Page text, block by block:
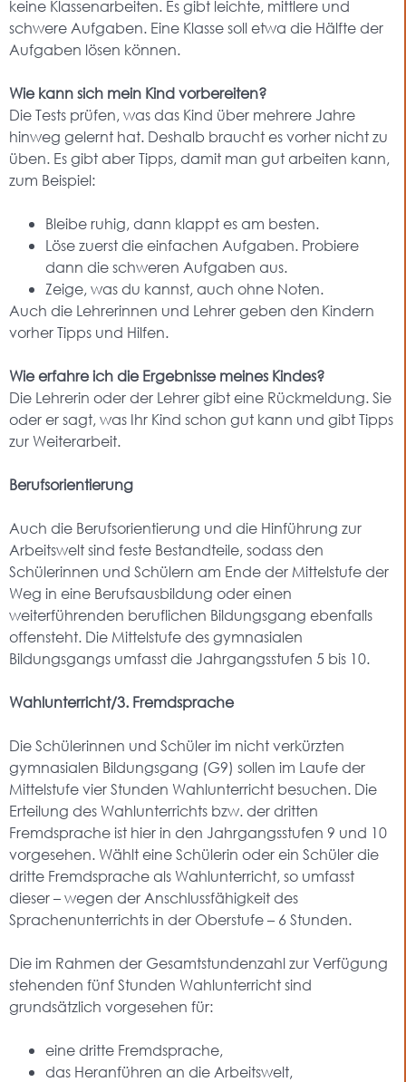
keine Klassenarbeiten. Es gibt leichte, mittlere und
schwere Aufgaben. Eine Klasse soll etwa die Hälfte der
Aufgaben lösen können.
Wie kann sich mein Kind vorbereiten?
Die Tests prüfen, was das Kind über mehrere Jahre
hinweg gelernt hat. Deshalb braucht es vorher nicht zu
üben. Es gibt aber Tipps, damit man gut arbeiten kann,
zum Beispiel:
Bleibe ruhig, dann klappt es am besten.
Löse zuerst die einfachen Aufgaben. Probiere
dann die schweren Aufgaben aus.
Zeige, was du kannst, auch ohne Noten.
Auch die Lehrerinnen und Lehrer geben den Kindern
vorher Tipps und Hilfen.
Wie erfahre ich die Ergebnisse meines Kindes?
Die Lehrerin oder der Lehrer gibt eine Rückmeldung. Sie
oder er sagt, was Ihr Kind schon gut kann und gibt Tipps
zur Weiterarbeit.
Berufsorientierung
Auch die Berufsorientierung und die Hinführung zur
Arbeitswelt sind feste Bestandteile, sodass den
Schülerinnen und Schülern am Ende der Mittelstufe der
Weg in eine Berufsausbildung oder einen
weiterführenden beruflichen Bildungsgang ebenfalls
offensteht. Die Mittelstufe des gymnasialen
Bildungsgangs umfasst die Jahrgangsstufen 5 bis 10.
Wahlunterricht/3. Fremdsprache
Die Schülerinnen und Schüler im nicht verkürzten
gymnasialen Bildungsgang (G9) sollen im Laufe der
Mittelstufe vier Stunden Wahlunterricht besuchen. Die
Erteilung des Wahlunterrichts bzw. der dritten
Fremdsprache ist hier in den Jahrgangsstufen 9 und 10
vorgesehen. Wählt eine Schülerin oder ein Schüler die
dritte Fremdsprache als Wahlunterricht, so umfasst
dieser – wegen der Anschlussfähigkeit des
Sprachenunterrichts in der Oberstufe – 6 Stunden.
Die im Rahmen der Gesamtstundenzahl zur Verfügung
stehenden fünf Stunden Wahlunterricht sind
grundsätzlich vorgesehen für:
eine dritte Fremdsprache,
das Heranführen an die Arbeitswelt,